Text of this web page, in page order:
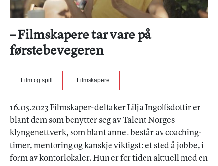
– Filmskapere tar vare på
førstebevegeren
Film og spill Filmskapere
16.05.2023 Filmskaper-deltaker Lilja Ingolfsdottir er
blant dem som benytter seg av Talent Norges
klyngenettverk, som blant annet består av coaching-
timer, mentoring og kanskje viktigst: et sted å jobbe, i
form av kontorlokaler. Hun er for tiden aktuell med en